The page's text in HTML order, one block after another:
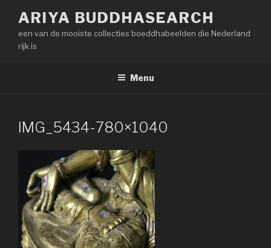
inhoud
springen
ARIYA BUDDHASEARCH
een van de mooiste collecties boeddhabeelden die Nederland
rijk is
Menu
IMG_5434-780×1040